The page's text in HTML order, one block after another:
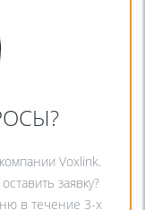
Voxlink.
заявку?
в течение 3-х